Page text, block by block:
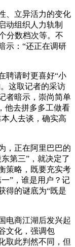
立异活力的变化
动组织人力轨制
分数档次等。不
示：“还正在调研
请时更喜好“小
这取记者的采访
者暗示，崇尚简单
他去拼多多工做看
人去谈，确实高
正在阿里巴巴的
第三”，就决定了
策略，既要充实考
”，谁是用户？记
得的谜底为“既是
商江湖后发兴起
文化，强调包
取此判然不同，但